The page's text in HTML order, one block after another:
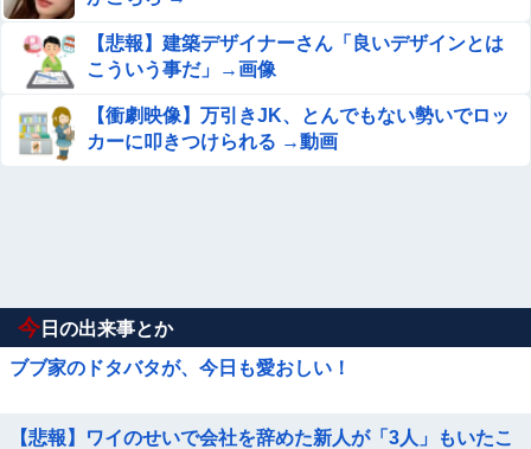
【悲報】建築デザイナーさん「良いデザインとは
こういう事だ」→画像
【衝劇映像】万引きJK、とんでもない勢いでロッ
カーに叩きつけられる →動画
今 日の出来事とか
ブブ家のドタバタが、今日も愛おしい！
【悲報】ワイのせいで会社を辞めた新人が「3人」もいたこ